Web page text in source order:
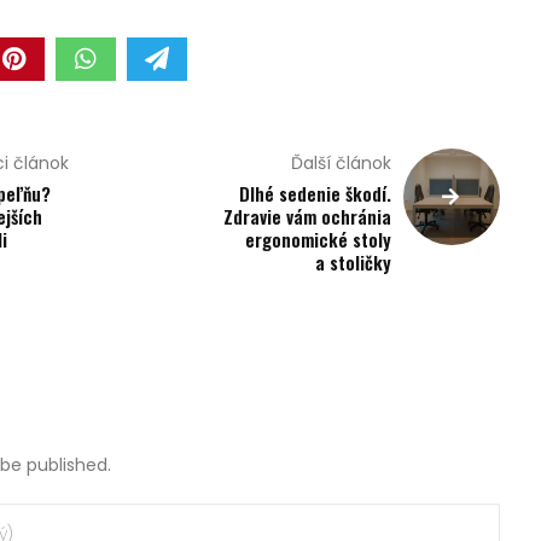
článok Ďalší článok
Dlhé sedenie škodí.
Zdravie vám ochránia
ergonomické stoly
a stoličky
published.